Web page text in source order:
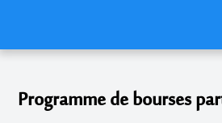
Programme de bourses